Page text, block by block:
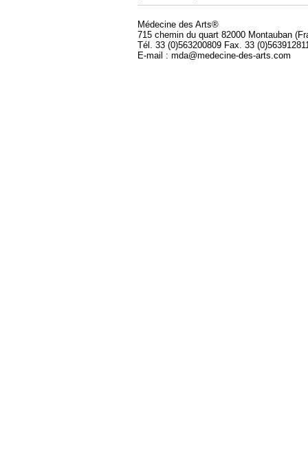
Médecine des Arts®
715 chemin du quart 82000 Montauban
Tél. 33 (0)563200809 Fax. 33
E-mail : mda@medecine-des-arts.com